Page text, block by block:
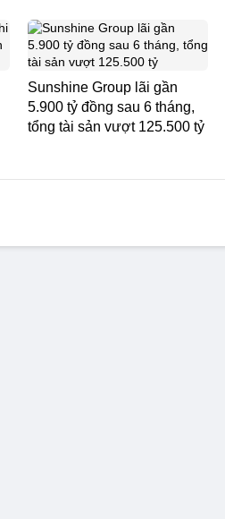
Sunshine Group lãi gần
5.900 tỷ đồng sau 6 tháng,
tổng tài sản vượt 125.500 tỷ